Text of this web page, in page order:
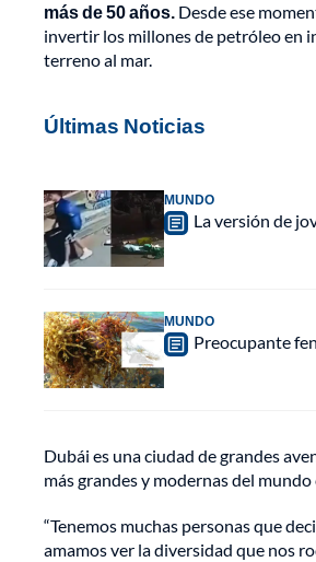
más de 50 años. Desde ese
invertir los millones de petróleo en
terreno al mar.
Últimas Noticias
MUNDO
La versión de
MUNDO
Preocupante
Dubái es una ciudad de grandes
más grandes y modernas del
“Tenemos muchas personas que
amamos ver la diversidad que nos